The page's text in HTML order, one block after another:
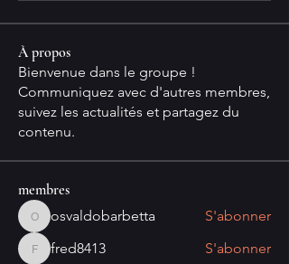
À propos
Bienvenue dans le groupe !
Communiquez avec d'autres membres,
suivez les actualités et partagez du
contenu.
membres
osvaldobarbetta
osvaldobarbetta S'abonner
fred8413
fred8413 S'abonner